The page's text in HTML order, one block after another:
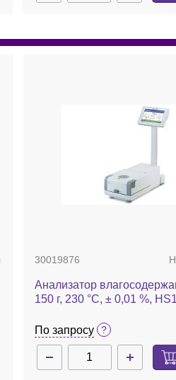
30019876
Анализатор
150 г, 230 °С, ± 0,01 %,
По запросу